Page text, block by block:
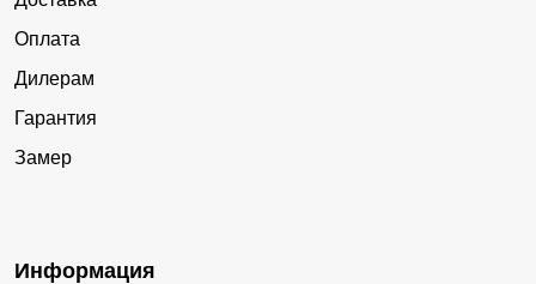
Оплата
Дилерам
Гарантия
Замер
Информация